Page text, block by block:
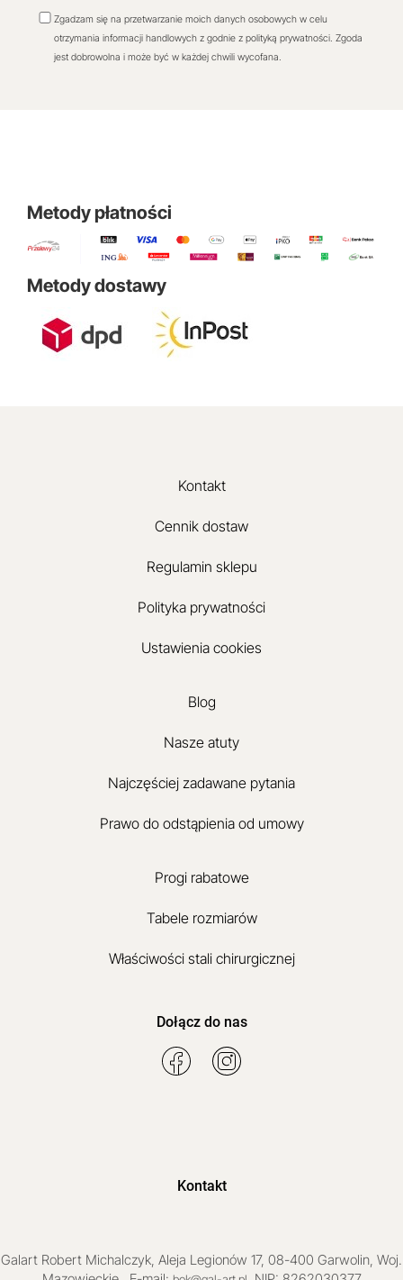
Zgadzam się na przetwarzanie moich danych osobowych w celu
otrzymania informacji handlowych z godnie z polityką prywatności. Zgoda
jest dobrowolna i może być w każdej chwili wycofana.
Metody płatności
Metody dostawy
Kontakt
Cennik dostaw
Regulamin sklepu
Polityka prywatności
Ustawienia cookies
Blog
Nasze atuty
Najczęściej zadawane pytania
Prawo do odstąpienia od umowy
Progi rabatowe
Tabele rozmiarów
Właściwości stali chirurgicznej
Dołącz do nas
Kontakt
Galart Robert Michalczyk, Aleja Legionów 17, 08-400 Garwolin, Woj.